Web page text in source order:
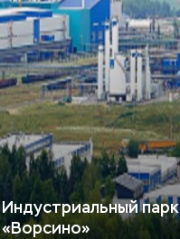
Индустриальный парк
«Ворсино»